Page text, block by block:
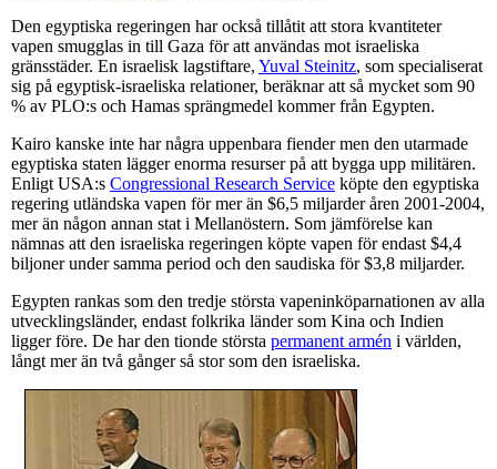
Den egyptiska regeringen har också tillåtit att stora kvantiteter
vapen smugglas in till Gaza för att användas mot israeliska
gränsstäder. En israelisk lagstiftare, Yuval Steinitz, som specialiserat
sig på egyptisk-israeliska relationer, beräknar att så mycket som 90
% av PLO:s och Hamas sprängmedel kommer från Egypten.
Kairo kanske inte har några uppenbara fiender men den utarmade
egyptiska staten lägger enorma resurser på att bygga upp militären.
Enligt USA:s Congressional Research Service köpte den egyptiska
regering utländska vapen för mer än $6,5 miljarder åren 2001-2004,
mer än någon annan stat i Mellanöstern. Som jämförelse kan
nämnas att den israeliska regeringen köpte vapen för endast $4,4
biljoner under samma period och den saudiska för $3,8 miljarder.
Egypten rankas som den tredje största vapeninköparnationen av alla
utvecklingsländer, endast folkrika länder som Kina och Indien
ligger före. De har den tionde största permanent armén i världen,
långt mer än två gånger så stor som den israeliska.